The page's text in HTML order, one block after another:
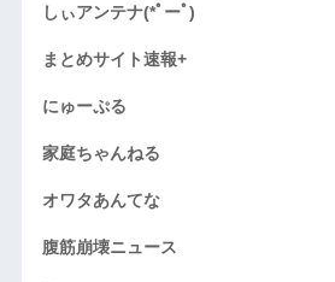
しぃアンテナ(*ﾟーﾟ)
まとめサイト速報+
にゅーぷる
家庭ちゃんねる
オワタあんてな
腹筋崩壊ニュース